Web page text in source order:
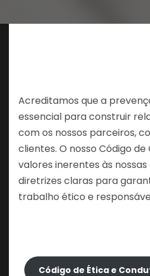
Acreditamos que a
essencial para construir
com os nossos parceiros,
clientes. O nosso Código
valores inerentes às
diretrizes claras para
trabalho ético e
Código de Ética e